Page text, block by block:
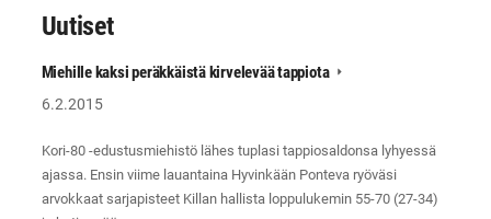
Uutiset
Miehille kaksi peräkkäistä kirvelevää tappiota
6.2.2015
Kori-80 -edustusmiehistö lähes tuplasi tappiosaldonsa lyhyessä
ajassa. Ensin viime lauantaina Hyvinkään Ponteva ryöväsi
arvokkaat sarjapisteet Killan hallista loppulukemin 55-70 (27-34)